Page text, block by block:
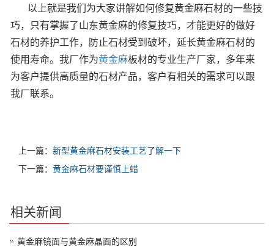
以上就是我们为大家讲解如何修复黄金麻石材的一些技
巧，只有掌握了山东黄金麻的修复技巧，才能更好的做好
石材的养护工作，防止石材受到破坏，延长黄金麻石材的
使用寿命。我厂作为黄金麻板材的专业生产厂家，多年来
为客户提供高质量的石材产品，客户有相关的需求可以跟
我厂联系。
上一篇： 新型黄金麻石材安装工艺了解一下
下一篇： 黄金麻石材要谨慎上蜡
相关新闻
黄金麻镜面与黄金麻晶面的区别